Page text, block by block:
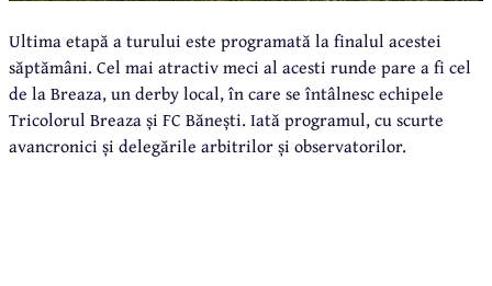
Ultima etapă a turului este programată la finalul acestei
săptămâni. Cel mai atractiv meci al acesti runde pare a fi cel
de la Breaza, un derby local, în care se întâlnesc echipele
Tricolorul Breaza și FC Bănești. Iată programul, cu scurte
avancronici și delegările arbitrilor și observatorilor.